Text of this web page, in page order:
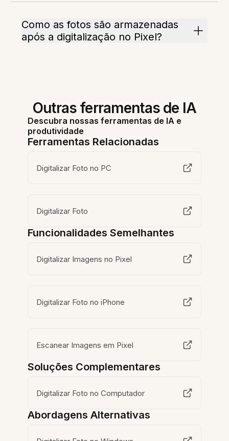
Como as fotos são armazenadas
após a digitalização no Pixel?
Outras ferramentas de IA
Descubra nossas ferramentas de IA e
produtividade
Ferramentas Relacionadas
Digitalizar Foto no PC
Digitalizar Foto
Funcionalidades Semelhantes
Digitalizar Imagens no Pixel
Digitalizar Foto no iPhone
Escanear Imagens em Pixel
Soluções Complementares
Digitalizar Foto no Computador
Abordagens Alternativas